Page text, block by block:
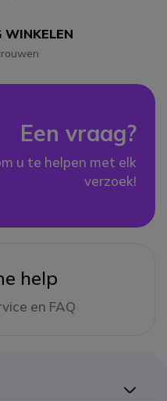
WINKELEN
Een vraag?
u te helpen met elk
verzoek!
help
en FAQ